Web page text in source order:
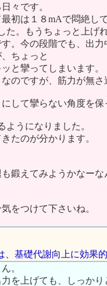
々です。
初は１８mAで悶絶し
た。もうちょっと上げ
す。今の段階でも、出
ちょっと
と攣ってしまいます。
のですが、筋力が無
して攣らない角度を
ようになりました。
たのが分かります。
鍛えてみようかなー
をつけて下さいね。
、基礎代謝向上に効果
。
を上げても、しっか